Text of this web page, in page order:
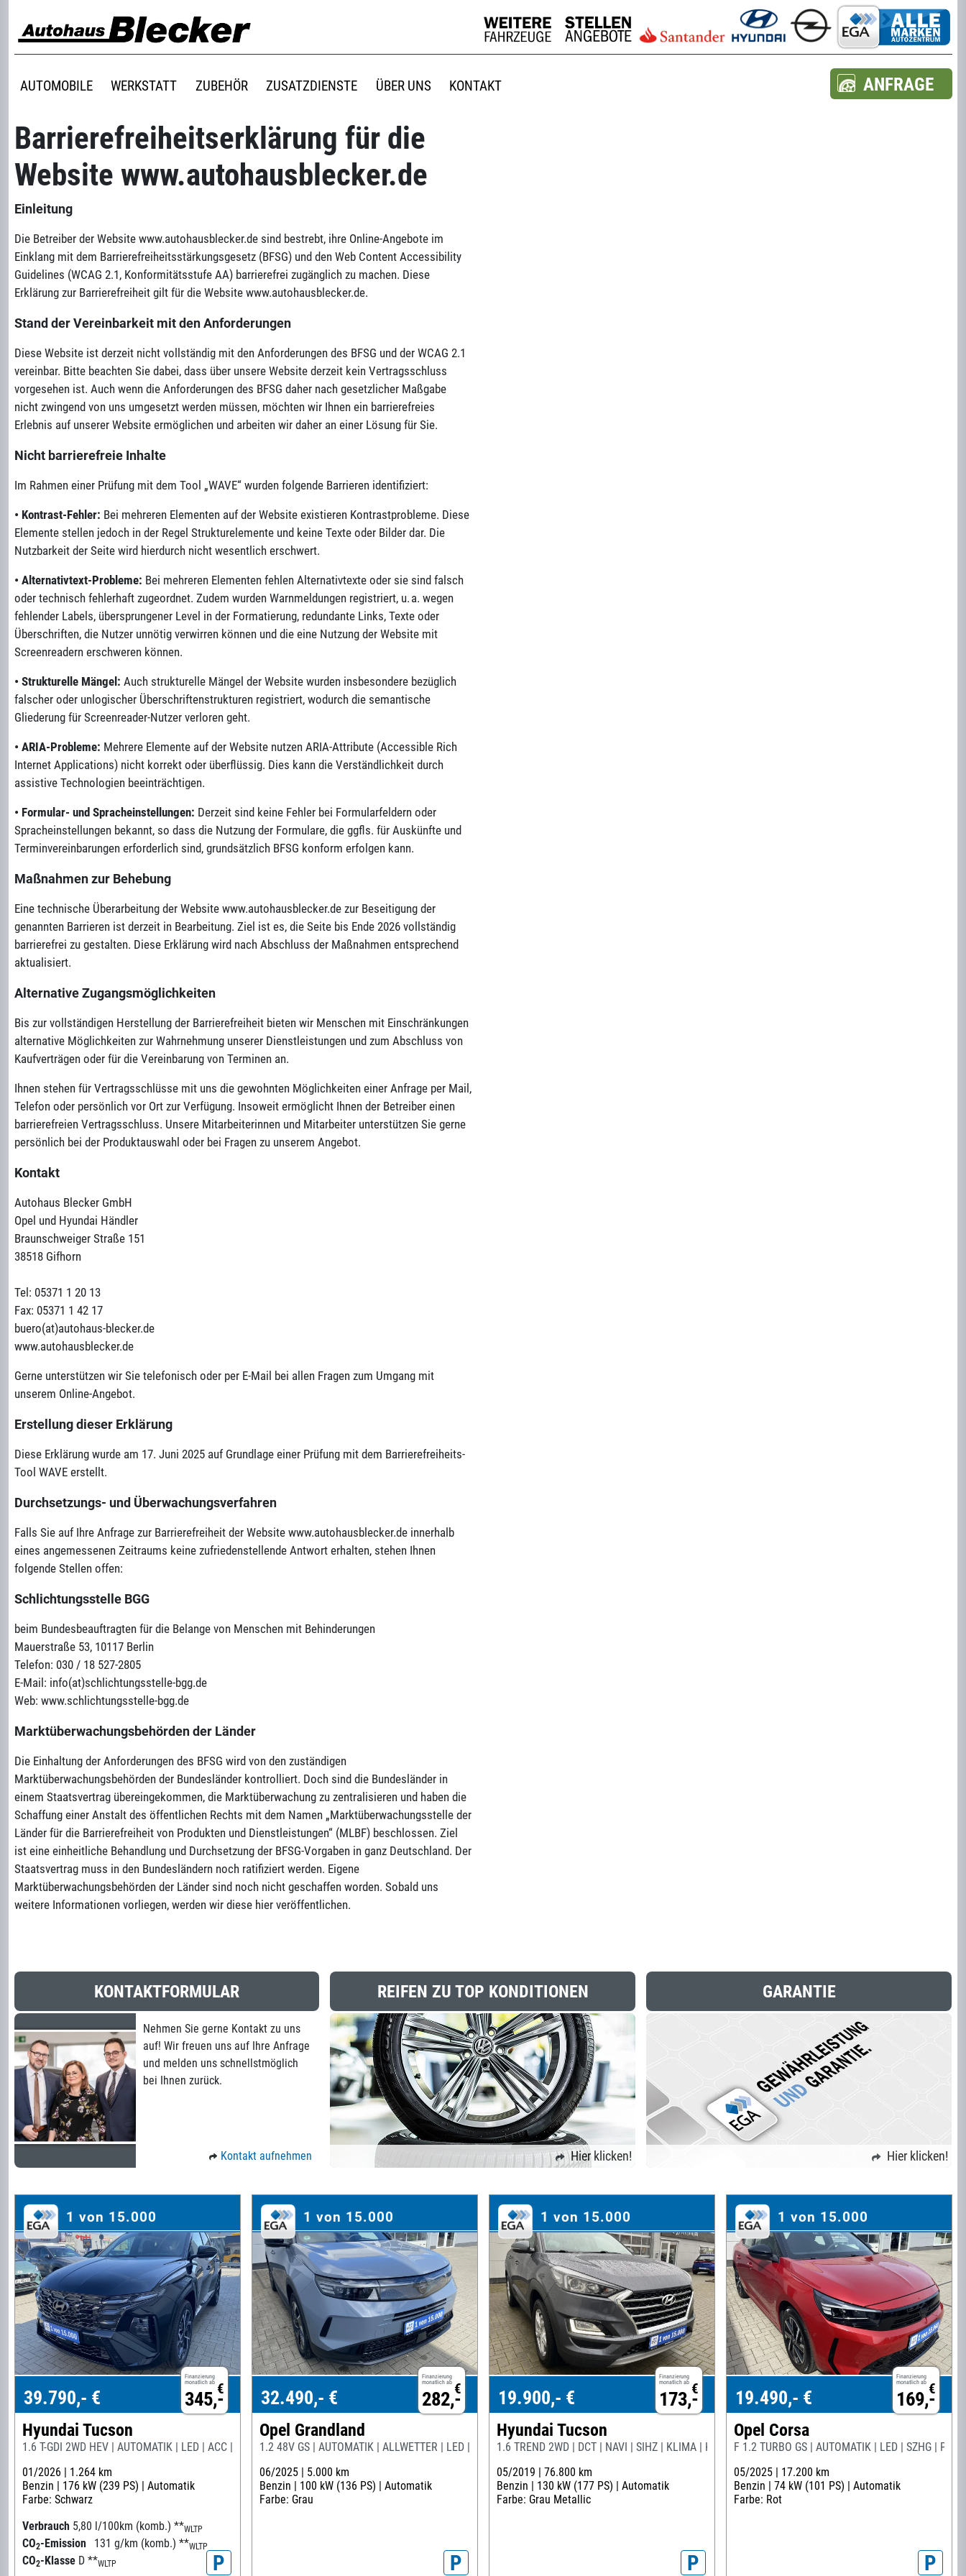
AUTOMOBILE WERKSTATT ZUBEHÖR ZUSATZDIENSTE ÜBER UNS KONTAKT ANFRAGE
Barrierefreiheitserklärung für die
Website www.autohausblecker.de
Einleitung
Die Betreiber der Website www.autohausblecker.de sind bestrebt, ihre Online-Angebote im
Einklang mit dem Barrierefreiheitsstärkungsgesetz (BFSG) und den Web Content Accessibility
Guidelines (WCAG 2.1, Konformitätsstufe AA) barrierefrei zugänglich zu machen. Diese
Erklärung zur Barrierefreiheit gilt für die Website www.autohausblecker.de.
Stand der Vereinbarkeit mit den Anforderungen
Diese Website ist derzeit nicht vollständig mit den Anforderungen des BFSG und der WCAG 2.1
vereinbar. Bitte beachten Sie dabei, dass über unsere Website derzeit kein Vertragsschluss
vorgesehen ist. Auch wenn die Anforderungen des BFSG daher nach gesetzlicher Maßgabe
nicht zwingend von uns umgesetzt werden müssen, möchten wir Ihnen ein barrierefreies
Erlebnis auf unserer Website ermöglichen und arbeiten wir daher an einer Lösung für Sie.
Nicht barrierefreie Inhalte
Im Rahmen einer Prüfung mit dem Tool „WAVE“ wurden folgende Barrieren identifiziert:
• Kontrast-Fehler: Bei mehreren Elementen auf der Website existieren Kontrastprobleme. Diese
Elemente stellen jedoch in der Regel Strukturelemente und keine Texte oder Bilder dar. Die
Nutzbarkeit der Seite wird hierdurch nicht wesentlich erschwert.
• Alternativtext-Probleme: Bei mehreren Elementen fehlen Alternativtexte oder sie sind falsch
oder technisch fehlerhaft zugeordnet. Zudem wurden Warnmeldungen registriert, u. a. wegen
fehlender Labels, übersprungener Level in der Formatierung, redundante Links, Texte oder
Überschriften, die Nutzer unnötig verwirren können und die eine Nutzung der Website mit
Screenreadern erschweren können.
• Strukturelle Mängel: Auch strukturelle Mängel der Website wurden insbesondere bezüglich
falscher oder unlogischer Überschriftenstrukturen registriert, wodurch die semantische
Gliederung für Screenreader-Nutzer verloren geht.
• ARIA-Probleme: Mehrere Elemente auf der Website nutzen ARIA-Attribute (Accessible Rich
Internet Applications) nicht korrekt oder überflüssig. Dies kann die Verständlichkeit durch
assistive Technologien beeinträchtigen.
• Formular- und Spracheinstellungen: Derzeit sind keine Fehler bei Formularfeldern oder
Spracheinstellungen bekannt, so dass die Nutzung der Formulare, die ggfls. für Auskünfte und
Terminvereinbarungen erforderlich sind, grundsätzlich BFSG konform erfolgen kann.
Maßnahmen zur Behebung
Eine technische Überarbeitung der Website www.autohausblecker.de zur Beseitigung der
genannten Barrieren ist derzeit in Bearbeitung. Ziel ist es, die Seite bis Ende 2026 vollständig
barrierefrei zu gestalten. Diese Erklärung wird nach Abschluss der Maßnahmen entsprechend
aktualisiert.
Alternative Zugangsmöglichkeiten
Bis zur vollständigen Herstellung der Barrierefreiheit bieten wir Menschen mit Einschränkungen
alternative Möglichkeiten zur Wahrnehmung unserer Dienstleistungen und zum Abschluss von
Kaufverträgen oder für die Vereinbarung von Terminen an.
Ihnen stehen für Vertragsschlüsse mit uns die gewohnten Möglichkeiten einer Anfrage per Mail,
Telefon oder persönlich vor Ort zur Verfügung. Insoweit ermöglicht Ihnen der Betreiber einen
barrierefreien Vertragsschluss. Unsere Mitarbeiterinnen und Mitarbeiter unterstützen Sie gerne
persönlich bei der Produktauswahl oder bei Fragen zu unserem Angebot.
Kontakt
Autohaus Blecker GmbH
Opel und Hyundai Händler
Braunschweiger Straße 151
38518 Gifhorn
Tel: 05371 1 20 13
Fax: 05371 1 42 17
buero(at)autohaus-blecker.de
www.autohausblecker.de
Gerne unterstützen wir Sie telefonisch oder per E-Mail bei allen Fragen zum Umgang mit
unserem Online-Angebot.
Erstellung dieser Erklärung
Diese Erklärung wurde am 17. Juni 2025 auf Grundlage einer Prüfung mit dem Barrierefreiheits-
Tool WAVE erstellt.
Durchsetzungs- und Überwachungsverfahren
Falls Sie auf Ihre Anfrage zur Barrierefreiheit der Website www.autohausblecker.de innerhalb
eines angemessenen Zeitraums keine zufriedenstellende Antwort erhalten, stehen Ihnen
folgende Stellen offen:
Schlichtungsstelle BGG
beim Bundesbeauftragten für die Belange von Menschen mit Behinderungen
Mauerstraße 53, 10117 Berlin
Telefon: 030 / 18 527-2805
E-Mail: info(at)schlichtungsstelle-bgg.de
Web: www.schlichtungsstelle-bgg.de
Marktüberwachungsbehörden der Länder
Die Einhaltung der Anforderungen des BFSG wird von den zuständigen
Marktüberwachungsbehörden der Bundesländer kontrolliert. Doch sind die Bundesländer in
einem Staatsvertrag übereingekommen, die Marktüberwachung zu zentralisieren und haben die
Schaffung einer Anstalt des öffentlichen Rechts mit dem Namen „Marktüberwachungsstelle der
Länder für die Barrierefreiheit von Produkten und Dienstleistungen“ (MLBF) beschlossen. Ziel
ist eine einheitliche Behandlung und Durchsetzung der BFSG-Vorgaben in ganz Deutschland. Der
Staatsvertrag muss in den Bundesländern noch ratifiziert werden. Eigene
Marktüberwachungsbehörden der Länder sind noch nicht geschaffen worden. Sobald uns
weitere Informationen vorliegen, werden wir diese hier veröffentlichen.
KONTAKTFORMULAR
Nehmen Sie gerne Kontakt zu uns
auf! Wir freuen uns auf Ihre Anfrage
und melden uns schnellstmöglich
bei Ihnen zurück.
Kontakt aufnehmen
REIFEN ZU TOP KONDITIONEN
Hier klicken!
GARANTIE
Hier klicken!
1 von 15.000
Finanzierung
monatlich ab €
345,-
39.790,- €
Hyundai Tucson
1.6 T-GDI 2WD HEV | AUTOMATIK | LED | ACC | 360° | PDC
01/2026 | 1.264 km
Benzin | 176 kW (239 PS) | Automatik
Farbe: Schwarz
Verbrauch 5,80 l/100km (komb.) **WLTP
CO2-Emission 131 g/km (komb.) **WLTP
CO2-Klasse D **WLTP P
1 von 15.000
Finanzierung
monatlich ab €
282,-
32.490,- €
Opel Grandland
1.2 48V GS | AUTOMATIK | ALLWETTER | LED | NAVI | AHK |
06/2025 | 5.000 km
Benzin | 100 kW (136 PS) | Automatik
Farbe: Grau
P
1 von 15.000
Finanzierung
monatlich ab €
173,-
19.900,- €
Hyundai Tucson
1.6 TREND 2WD | DCT | NAVI | SIHZ | KLIMA | KAMERA | 8-BEREIFT
05/2019 | 76.800 km
Benzin | 130 kW (177 PS) | Automatik
Farbe: Grau Metallic
P
1 von 15.000
Finanzierung
monatlich ab €
169,-
19.490,- €
Opel Corsa
F 1.2 TURBO GS | AUTOMATIK | LED | SZHG | PDC
05/2025 | 17.200 km
Benzin | 74 kW (101 PS) | Automatik
Farbe: Rot
P